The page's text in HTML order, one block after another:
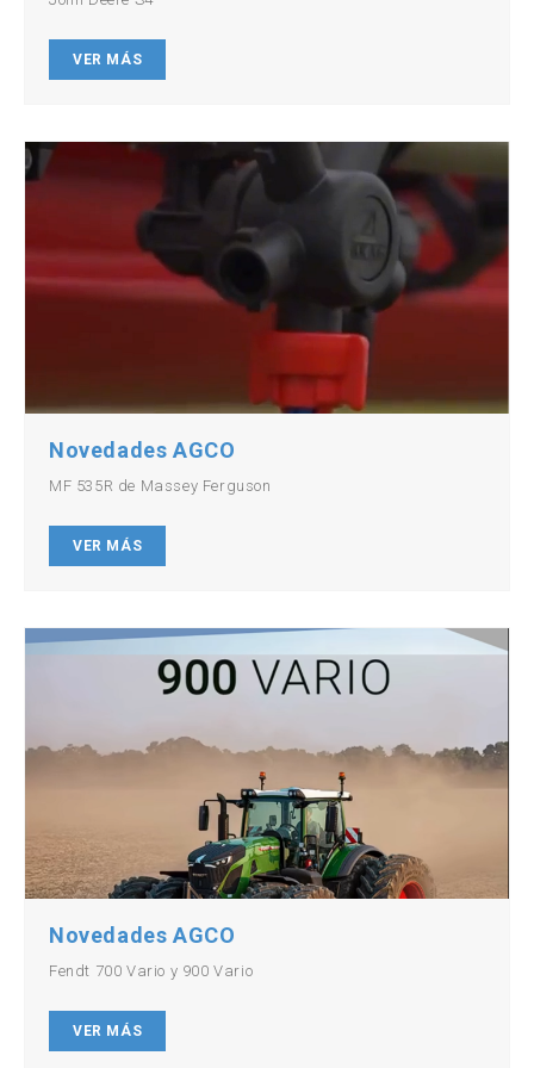
VER MÁS
Novedades AGCO
MF 535R de Massey Ferguson
VER MÁS
Novedades AGCO
Fendt 700 Vario y 900 Vario
VER MÁS